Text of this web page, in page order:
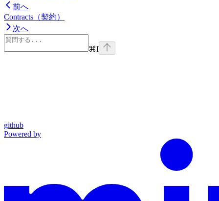
前へ
Contracts（契約）
次へ
⌘I
github
Powered by